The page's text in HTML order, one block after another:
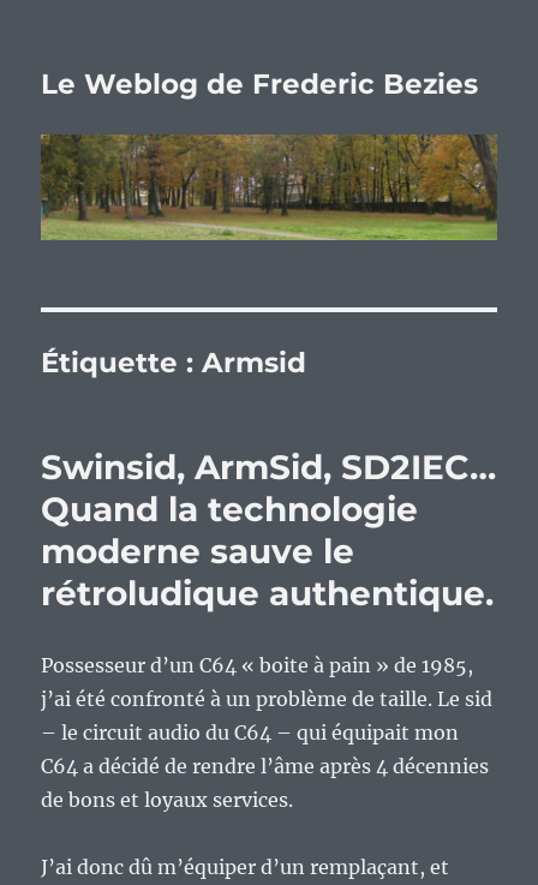
Le Weblog de Frederic Bezies
Étiquette :Armsid
Swinsid, ArmSid, SD2IEC…
Quand la technologie
moderne sauve le
rétroludique authentique.
Possesseur d’un C64 « boite à pain » de 1985,
j’ai été confronté à un problème de taille. Le sid
– le circuit audio du C64 – qui équipait mon
C64 a décidé de rendre l’âme après 4 décennies
de bons et loyaux services.
J’ai donc dû m’équiper d’un remplaçant, et